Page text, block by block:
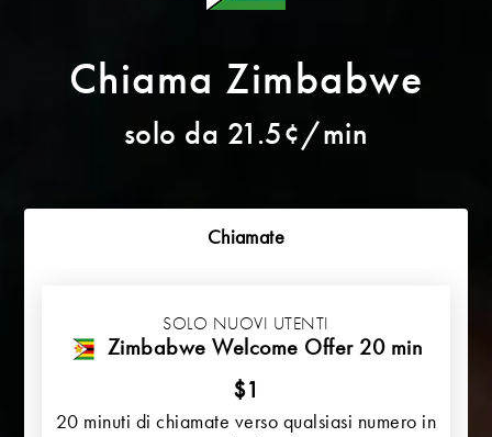
Chiama Zimbabwe
solo da 21.5¢/min
Chiamate
SOLO NUOVI UTENTI
Zimbabwe Welcome Offer 20 min
$1
20 minuti di chiamate verso qualsiasi numero in